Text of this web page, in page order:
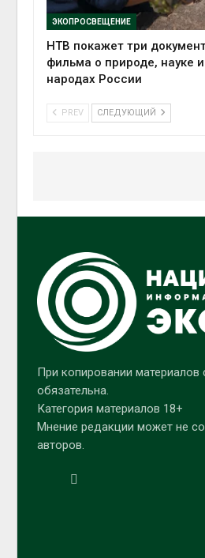
ЭКОПРОСВЕЩЕНИЕ
НТВ покажет три
фильма о природе, науке
народах России
PREV СЛЕДУЮЩИЙ
При копировании материалов
обязательна.
Категория материалов 18+
Мнение редакции может не
авторов.